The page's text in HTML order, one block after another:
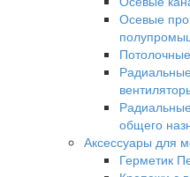
Осевые
общего
Аксессуары для
Герметик